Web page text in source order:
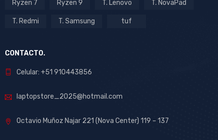
Ryzen 7 Ryzen 9 T. Lenovo T. NovaPad
T. Redmi T. Samsung tuf
CONTACTO.
Celular: +51 910443856
laptopstore_2025@hotmail.com
Octavio Muñoz Najar 221 (Nova Center) 119 – 137